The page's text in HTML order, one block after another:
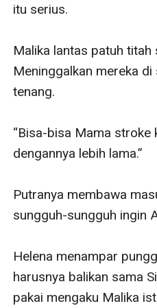
itu serius.
Malika lantas patuh titah
Meninggalkan mereka
tenang.
“Bisa-bisa Mama stroke
dengannya lebih lama.”
Putranya membawa
sungguh-sungguh ingin
Helena menampar
harusnya balikan sama
pakai mengaku Malika